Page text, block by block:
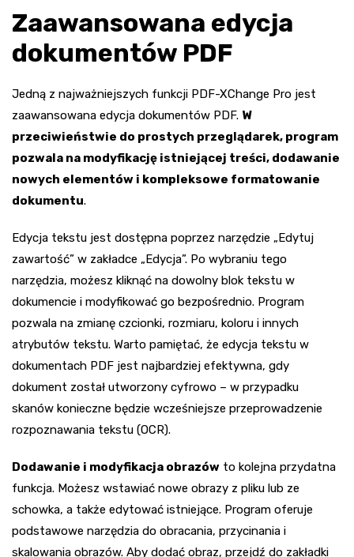
Zaawansowana edycja
dokumentów PDF
Jedną z najważniejszych funkcji PDF-XChange Pro jest
zaawansowana edycja dokumentów PDF. W
przeciwieństwie do prostych przeglądarek, program
pozwala na modyfikację istniejącej treści, dodawanie
nowych elementów i kompleksowe formatowanie
dokumentu.
Edycja tekstu jest dostępna poprzez narzędzie „Edytuj
zawartość” w zakładce „Edycja”. Po wybraniu tego
narzędzia, możesz kliknąć na dowolny blok tekstu w
dokumencie i modyfikować go bezpośrednio. Program
pozwala na zmianę czcionki, rozmiaru, koloru i innych
atrybutów tekstu. Warto pamiętać, że edycja tekstu w
dokumentach PDF jest najbardziej efektywna, gdy
dokument został utworzony cyfrowo – w przypadku
skanów konieczne będzie wcześniejsze przeprowadzenie
rozpoznawania tekstu (OCR).
Dodawanie i modyfikacja obrazów to kolejna przydatna
funkcja. Możesz wstawiać nowe obrazy z pliku lub ze
schowka, a także edytować istniejące. Program oferuje
podstawowe narzędzia do obracania, przycinania i
skalowania obrazów. Aby dodać obraz, przejdź do zakładki